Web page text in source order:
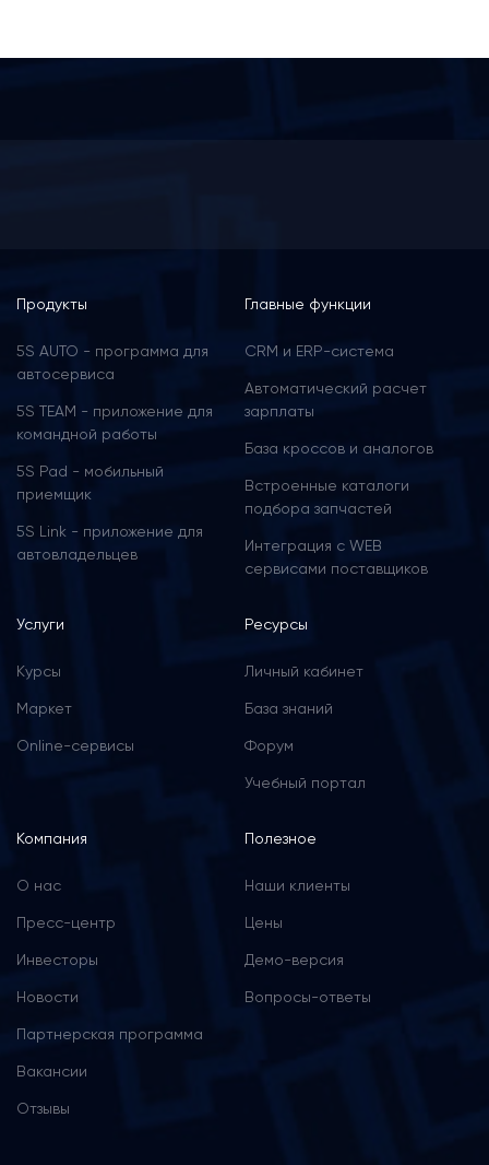
Menu
footer
Продукты
5S AUTO - программа для
автосервиса
5S TEAM - приложение для
командной работы
5S Pad - мобильный
приемщик
5S Link - приложение для
автовладельцев
Главные функции
CRM и ERP-cистема
Автоматический расчет
зарплаты
База кроссов и аналогов
Встроенные каталоги
подбора запчастей
Интеграция с WEB
сервисами поставщиков
Услуги
Курсы
Маркет
Online-сервисы
Ресурсы
Личный кабинет
База знаний
Форум
Учебный портал
Компания
О нас
Пресс-центр
Инвесторы
Новости
Партнерская программа
Вакансии
Отзывы
Полезное
Наши клиенты
Цены
Демо-версия
Вопросы-ответы